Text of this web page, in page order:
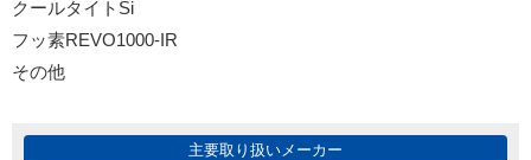
クールタイトSi
フッ素REVO1000-IR
その他
主要取り扱いメーカー